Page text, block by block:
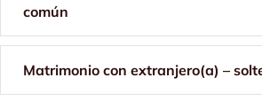
común
Matrimonio con extranjero(a) –